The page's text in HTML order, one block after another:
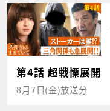
第4話 超戦慄展開
8月7日(金)放送分